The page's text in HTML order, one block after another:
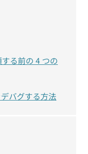
る前の 4 つの
バグする方法